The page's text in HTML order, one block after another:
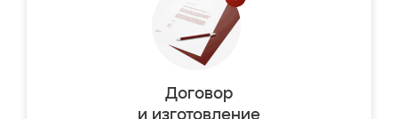
Договор
и изготовление